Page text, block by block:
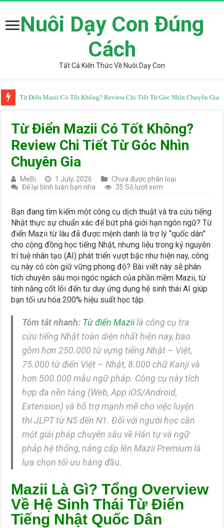
Nuôi Dạy Con Đúng
Cách
Tất Cả Kiến Thức Về Nuôi Dạy Con
Từ Điển Mazii Có Tốt Không? Review Chi Tiết Từ Góc Nhìn Chuyên Gia
Từ Điển Mazii Có Tốt Không?
Review Chi Tiết Từ Góc Nhìn
Chuyên Gia
MeBi 1 July, 2026
Chưa được phân loại
Để lại bình luận bạn nha
35 Số lượt xem
Bạn đang tìm kiếm một công cụ dịch thuật và tra cứu tiếng
Nhật thực sự chuẩn xác để bứt phá giới hạn ngôn ngữ? Từ
điển Mazii từ lâu đã được mệnh danh là trợ lý “quốc dân”
cho cộng đồng học tiếng Nhật, nhưng liệu trong kỷ nguyên
trí tuệ nhân tạo (AI) phát triển vượt bậc như hiện nay, công
cụ này có còn giữ vững phong độ? Bài viết này sẽ phân
tích chuyên sâu mọi ngóc ngách của phần mềm Mazii, từ
tính năng cốt lõi đến tư duy ứng dụng hệ sinh thái AI giúp
bạn tối ưu hóa 200% hiệu suất học tập.
Tóm tắt nhanh: Từ điển Maziilà công cụ tra
cứu tiếng Nhật toàn diện nhất hiện nay, bao
gồm hơn 250.000 từ vựng tiếng Nhật – Việt,
75.000 từ điển Việt – Nhật, 8.000 chữ Kanji và
hơn 500.000 mẫu ngữ pháp. Công cụ này tích
hợp đa nền tảng (Web, App iOS/Android,
Extension) và hỗ trợ mạnh mẽ cho việc luyện
thi JLPT từ N5 đến N1. Đối với người học cần
một giải pháp chuyên sâu về Hán tự và ngữ
pháp hệ thống, nâng cấp lên Mazii Premium là
lựa chọn tối ưu hàng đầu.
Mazii Là Gì? Tổng Overview
Về Hệ Sinh Thái Từ Điển
Tiếng Nhật Quốc Dân